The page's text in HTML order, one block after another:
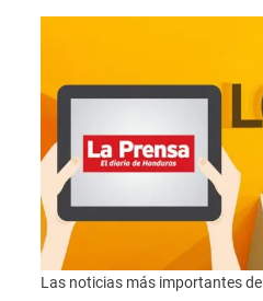
Las noticias más importantes